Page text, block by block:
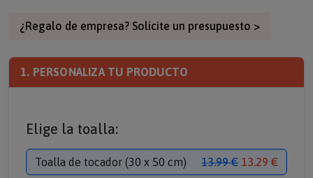
¿Regalo de empresa? Solicite un presupuesto >
1. PERSONALIZA TU PRODUCTO
Elige la toalla:
Toalla de tocador (30 x 50 cm) 13.99 € 13.29 €